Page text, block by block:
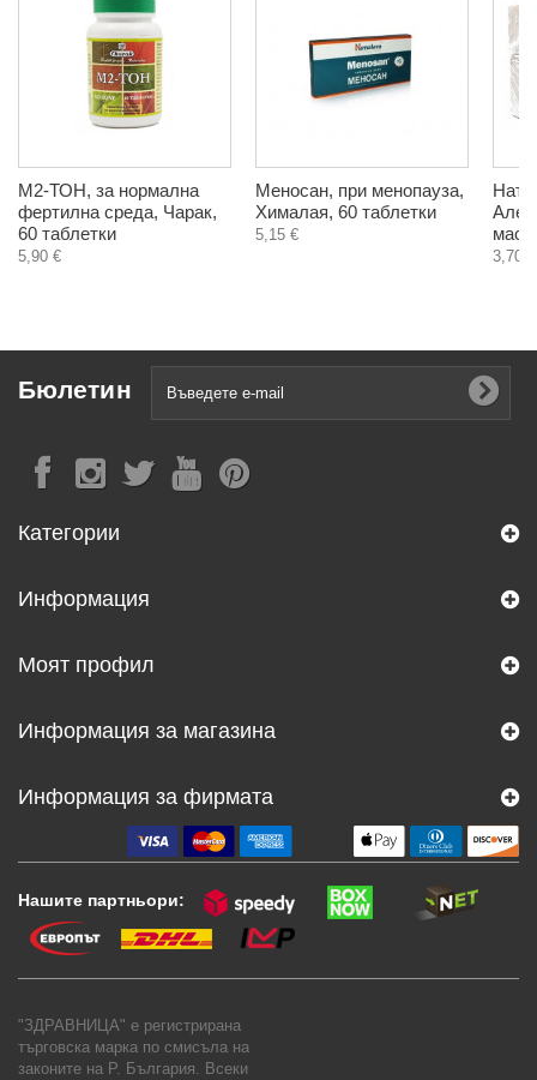
М2-ТОН, за нормална
фертилна среда, Чарак,
60 таблетки
5,90 €
Меносан, при менопауза,
Хималая, 60 таблетки
5,15 €
3,70 €
Бюлетин
Категории
Информация
Моят профил
Информация за магазина
Информация за фирмата
Нашите партньори:
"ЗДРАВНИЦА" е регистрирана
търговска марка по смисъла на
законите на Р. България. Всеки